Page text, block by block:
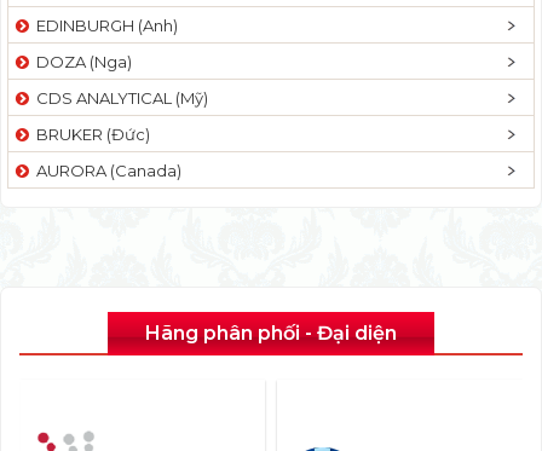
EDINBURGH (Anh)
DOZA (Nga)
CDS ANALYTICAL (Mỹ)
BRUKER (Đức)
AURORA (Canada)
Hãng phân phối - Đại diện